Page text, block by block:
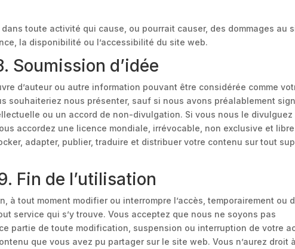
toute activité qui cause, ou pourrait causer, des dommages au
la disponibilité ou l’accessibilité du site web.
Soumission d’idée
d’auteur ou autre information pouvant être considérée comme
souhaiteriez nous présenter, sauf si nous avons préalablement
ou un accord de non-divulgation. Si vous nous le divulguez
accordez une licence mondiale, irrévocable, non exclusive et
adapter, publier, traduire et distribuer votre contenu sur tout
Fin de l’utilisation
à tout moment modifier ou interrompre l’accès, temporairement ou
service qui s’y trouve. Vous acceptez que nous ne soyons pas
partie de toute modification, suspension ou interruption de votre
que vous avez pu partager sur le site web. Vous n’aurez droit à